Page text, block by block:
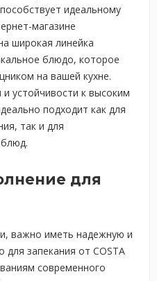
идеальному
магазине
широкая линейка
блюдо, которое
на вашей кухне.
устойчивости к высоким
подходит как для
так и для
для
важно иметь надежную и
для запекания от COSTA
современного